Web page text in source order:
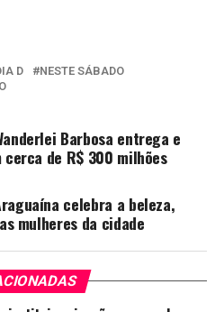
D
NESTE SÁBADO
Barbosa entrega e
de R$ 300 milhões
celebra a beleza,
mulheres da cidade